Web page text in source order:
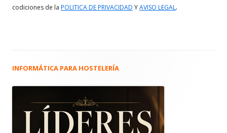
codiciones de la POLITICA DE PRIVACIDAD YAVISO LEGAL.
Barra
principal
INFORMÁTICA PARA HOSTELERÍA